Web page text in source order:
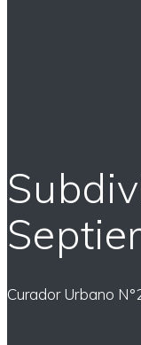
Curador Urbano